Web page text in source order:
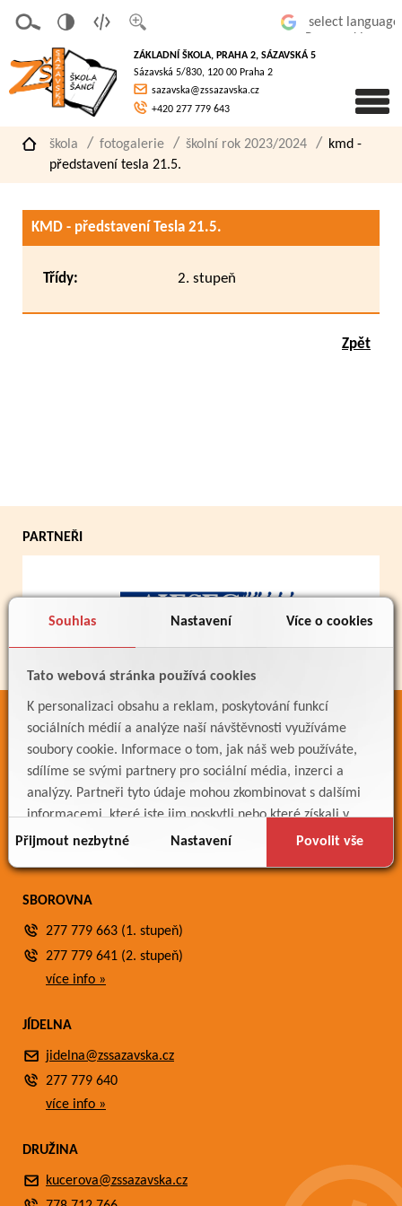
Souhlas Nastavení Více o cookies
Tato webová stránka používá cookies
K personalizaci obsahu a reklam, poskytování funkcí
sociálních médií a analýze naší návštěvnosti využíváme
soubory cookie. Informace o tom, jak náš web používáte,
sdílíme se svými partnery pro sociální média, inzerci a
analýzy. Partneři tyto údaje mohou zkombinovat s dalšími
informacemi, které jste jim poskytli nebo které získali v
důsledku toho, že používáte jejich služby.
Přijmout nezbytné Nastavení Povolit vše
písmo
á
verze
pro
slaboz
raké
ZÁKLADNÍ ŠKOLA, PRAHA 2, SÁZAVSKÁ 5
Sázavská 5/830, 120 00 Praha 2
sazavska@zssazavska.cz
+420 277 779 643
škola fotogalerie školní rok 2023/2024
kmd -
představení tesla 21.5.
KMD - představení Tesla 21.5.
Třídy: 2. stupeň
Zpět
PARTNEŘI
ODKAZY
Bakaláři
Jídelníček
Meteostanice
SBOROVNA
277 779 663 (1. stupeň)
277 779 641 (2. stupeň)
více info »
JÍDELNA
jidelna@zssazavska.cz
277 779 640
více info »
DRUŽINA
kucerova@zssazavska.cz